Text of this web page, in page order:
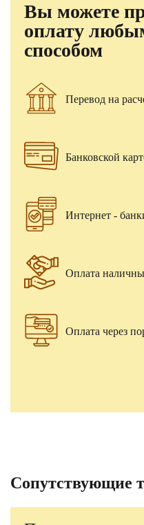
Вы можете
оплату
способом
Перевод на
Банковской
Интернет -
Оплата
Оплата через
Сопутствующие